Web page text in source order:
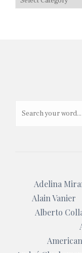
Adelina
Alain Vanier
Alberto